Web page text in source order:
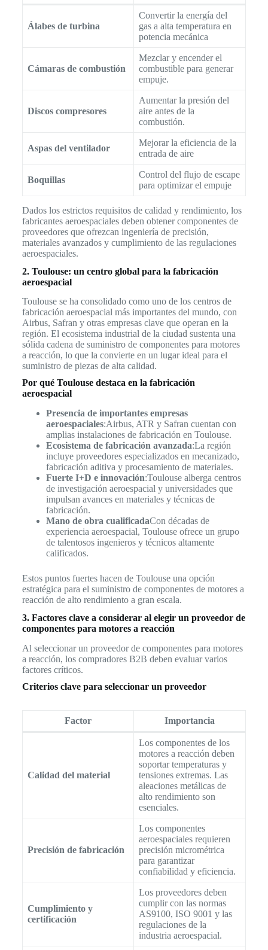
Álabes de turbina
Convertir la energía del
gas a alta temperatura en
potencia mecánica
Cámaras de combustión
Mezclar y encender el
combustible para generar
empuje.
Discos compresores
Aumentar la presión del
aire antes de la
combustión.
Aspas del ventilador
Mejorar la eficiencia de la
entrada de aire
Boquillas
Control del flujo de escape
para optimizar el empuje
Dados los estrictos requisitos de calidad y rendimiento, los
fabricantes aeroespaciales deben obtener componentes de
proveedores que ofrezcan ingeniería de precisión,
materiales avanzados y cumplimiento de las regulaciones
aeroespaciales.
2. Toulouse: un centro global para la fabricación
aeroespacial
Toulouse se ha consolidado como uno de los centros de
fabricación aeroespacial más importantes del mundo, con
Airbus, Safran y otras empresas clave que operan en la
región. El ecosistema industrial de la ciudad sustenta una
sólida cadena de suministro de componentes para motores
a reacción, lo que la convierte en un lugar ideal para el
suministro de piezas de alta calidad.
Por qué Toulouse destaca en la fabricación
aeroespacial
Presencia de importantes empresas
aeroespaciales:Airbus, ATR y Safran cuentan con
amplias instalaciones de fabricación en Toulouse.
Ecosistema de fabricación avanzada:La región
incluye proveedores especializados en mecanizado,
fabricación aditiva y procesamiento de materiales.
Fuerte I+D e innovación:Toulouse alberga centros
de investigación aeroespacial y universidades que
impulsan avances en materiales y técnicas de
fabricación.
Mano de obra cualificadaCon décadas de
experiencia aeroespacial, Toulouse ofrece un grupo
de talentosos ingenieros y técnicos altamente
calificados.
Estos puntos fuertes hacen de Toulouse una opción
estratégica para el suministro de componentes de motores a
reacción de alto rendimiento a gran escala.
3. Factores clave a considerar al elegir un proveedor de
componentes para motores a reacción
Al seleccionar un proveedor de componentes para motores
a reacción, los compradores B2B deben evaluar varios
factores críticos.
Criterios clave para seleccionar un proveedor
Factor Importancia
Calidad del material
Los componentes de los
motores a reacción deben
soportar temperaturas y
tensiones extremas. Las
aleaciones metálicas de
alto rendimiento son
esenciales.
Precisión de fabricación
Los componentes
aeroespaciales requieren
precisión micrométrica
para garantizar
confiabilidad y eficiencia.
Cumplimiento y
certificación
Los proveedores deben
cumplir con las normas
AS9100, ISO 9001 y las
regulaciones de la
industria aeroespacial.